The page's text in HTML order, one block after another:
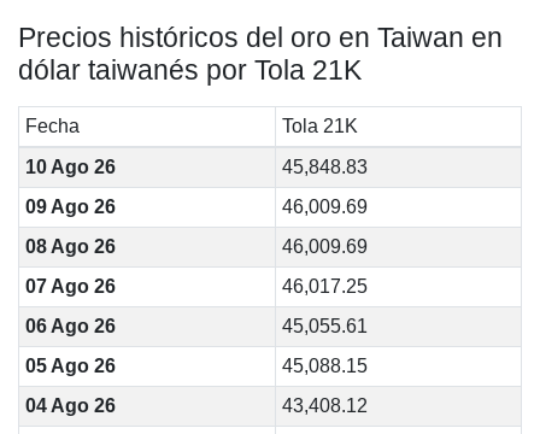
Precios históricos del oro en Taiwan en
dólar taiwanés por Tola 21K
Fecha
Tola 21K
10 Ago 26
45,848.83
09 Ago 26
46,009.69
08 Ago 26
46,009.69
07 Ago 26
46,017.25
06 Ago 26
45,055.61
05 Ago 26
45,088.15
04 Ago 26
43,408.12